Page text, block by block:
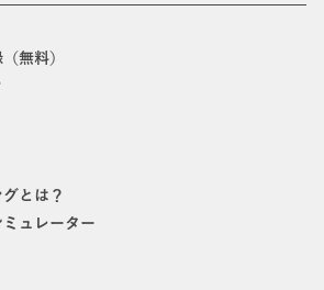
無料）
とは？
ュレーター